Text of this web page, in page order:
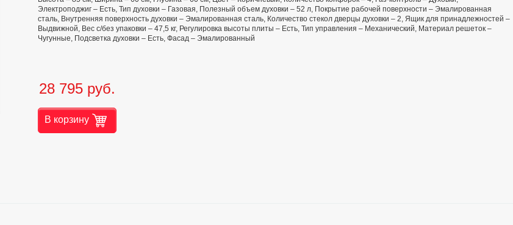
Электроподжиг – Есть, Тип духовки – Газовая, Полезный объем духовки – 52 л, Покрытие рабочей поверхности – Эмалированная
сталь, Внутренняя поверхность духовки – Эмалированная сталь, Количество стекол дверцы духовки – 2, Ящик для принадлежностей –
Выдвижной, Вес с/без упаковки – 47,5 кг, Регулировка высоты плиты – Есть, Тип управления – Механический, Материал решеток –
Чугунные, Подсветка духовки – Есть, Фасад – Эмалированный
28 795 руб.
В корзину